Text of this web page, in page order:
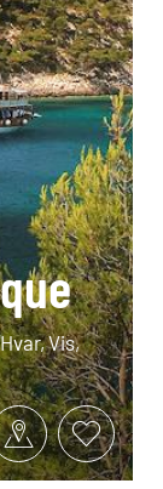
Vis,